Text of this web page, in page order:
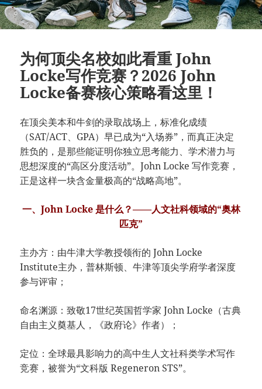
为何顶尖名校如此看重 John
Locke写作竞赛？2026 John
Locke备赛核心策略看这里！
在顶尖美本和牛剑的录取战场上，标准化成绩
（SAT/ACT、GPA）早已成为“入场券”，而真正决定
胜负的，是那些能证明你独立思考能力、学术潜力与
思想深度的“高区分度活动”。John Locke 写作竞赛，
正是这样一块含金量极高的“战略高地”。
一、John Locke 是什么？——人文社科领域的“奥林
匹克”
主办方：由牛津大学教授领衔的 John Locke
Institute主办，普林斯顿、牛津等顶尖学府学者深度
参与评审；
命名渊源：致敬17世纪英国哲学家 John Locke（古典
自由主义奠基人，《政府论》作者）；
定位：全球最具影响力的高中生人文社科类学术写作
竞赛，被誉为“文科版 Regeneron STS”。